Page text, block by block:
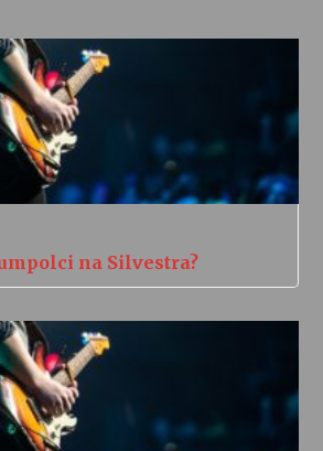
na Silvestra?